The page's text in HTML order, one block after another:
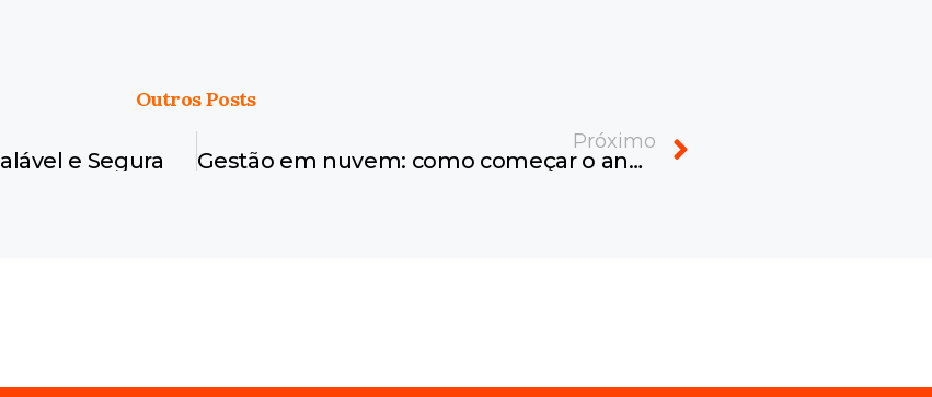
Outros Posts
e Segura
Próximo
Gestão em nuvem: como começar o ano com mais agilidade e controle